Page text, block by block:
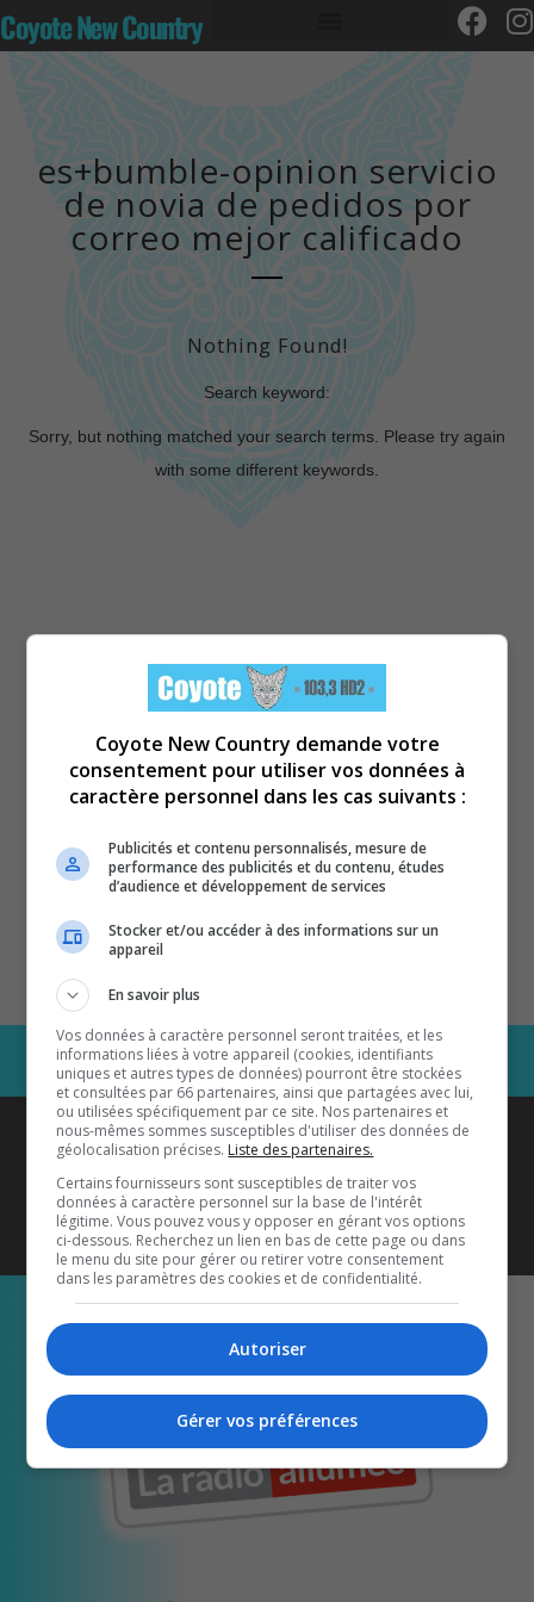
Coyote New Country
es+bumble-opinion servicio
de novia de pedidos por
correo mejor calificado
Nothing Found!
Search keyword:
Sorry, but nothing matched your search terms. Please try again
with some different keywords.
Coyote New Countryest diffusé
également sur1033 HD2
Écoutez-nous aussi sur…
Coyote New Country demande votre
consentement pour utiliser vos données à
caractère personnel dans les cas suivants :
Publicités et contenu personnalisés, mesure de
performance des publicités et du contenu, études
d’audience et développement de services
Stocker et/ou accéder à des informations sur un
appareil
En savoir plus
Vos données à caractère personnel seront traitées, et les
informations liées à votre appareil (cookies, identifiants
uniques et autres types de données) pourront être stockées
et consultées par 66 partenaires, ainsi que partagées avec lui,
ou utilisées spécifiquement par ce site. Nos partenaires et
nous-mêmes sommes susceptibles d'utiliser des données de
géolocalisation précises. Liste des partenaires.
Certains fournisseurs sont susceptibles de traiter vos
données à caractère personnel sur la base de l'intérêt
légitime. Vous pouvez vous y opposer en gérant vos options
ci-dessous. Recherchez un lien en bas de cette page ou dans
le menu du site pour gérer ou retirer votre consentement
dans les paramètres des cookies et de confidentialité.
Autoriser
Gérer vos préférences